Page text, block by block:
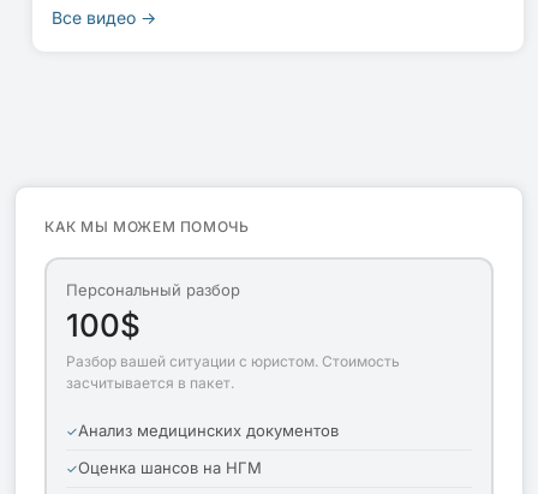
Все видео →
КАК МЫ МОЖЕМ ПОМОЧЬ
Персональный разбор
100$
Разбор вашей ситуации с юристом. Стоимость
засчитывается в пакет.
Анализ медицинских документов
Оценка шансов на НГМ